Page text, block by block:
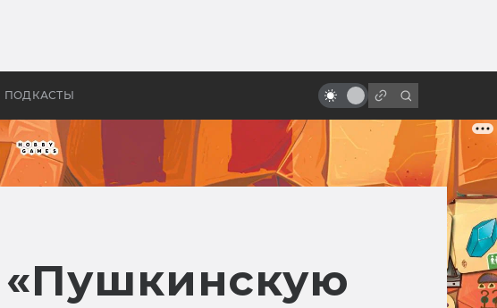
ПОДКАСТЫ
колец»
на провал
«Пушкинскую